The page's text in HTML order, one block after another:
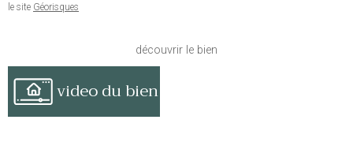
le site Géorisques
découvrir le bien
video du bien